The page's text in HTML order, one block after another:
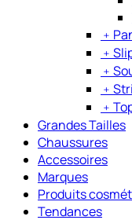
﹢
﹢
﹢
﹢
﹢
Grandes Tailles
Chaussures
Accessoires
Marques
Produits
Tendances